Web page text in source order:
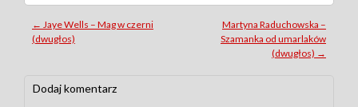
Post
navigation
← Jaye Wells – Mag w czerni
(dwugłos)
Martyna Raduchowska –
Szamanka od umarlaków
(dwugłos) →
Dodaj komentarz